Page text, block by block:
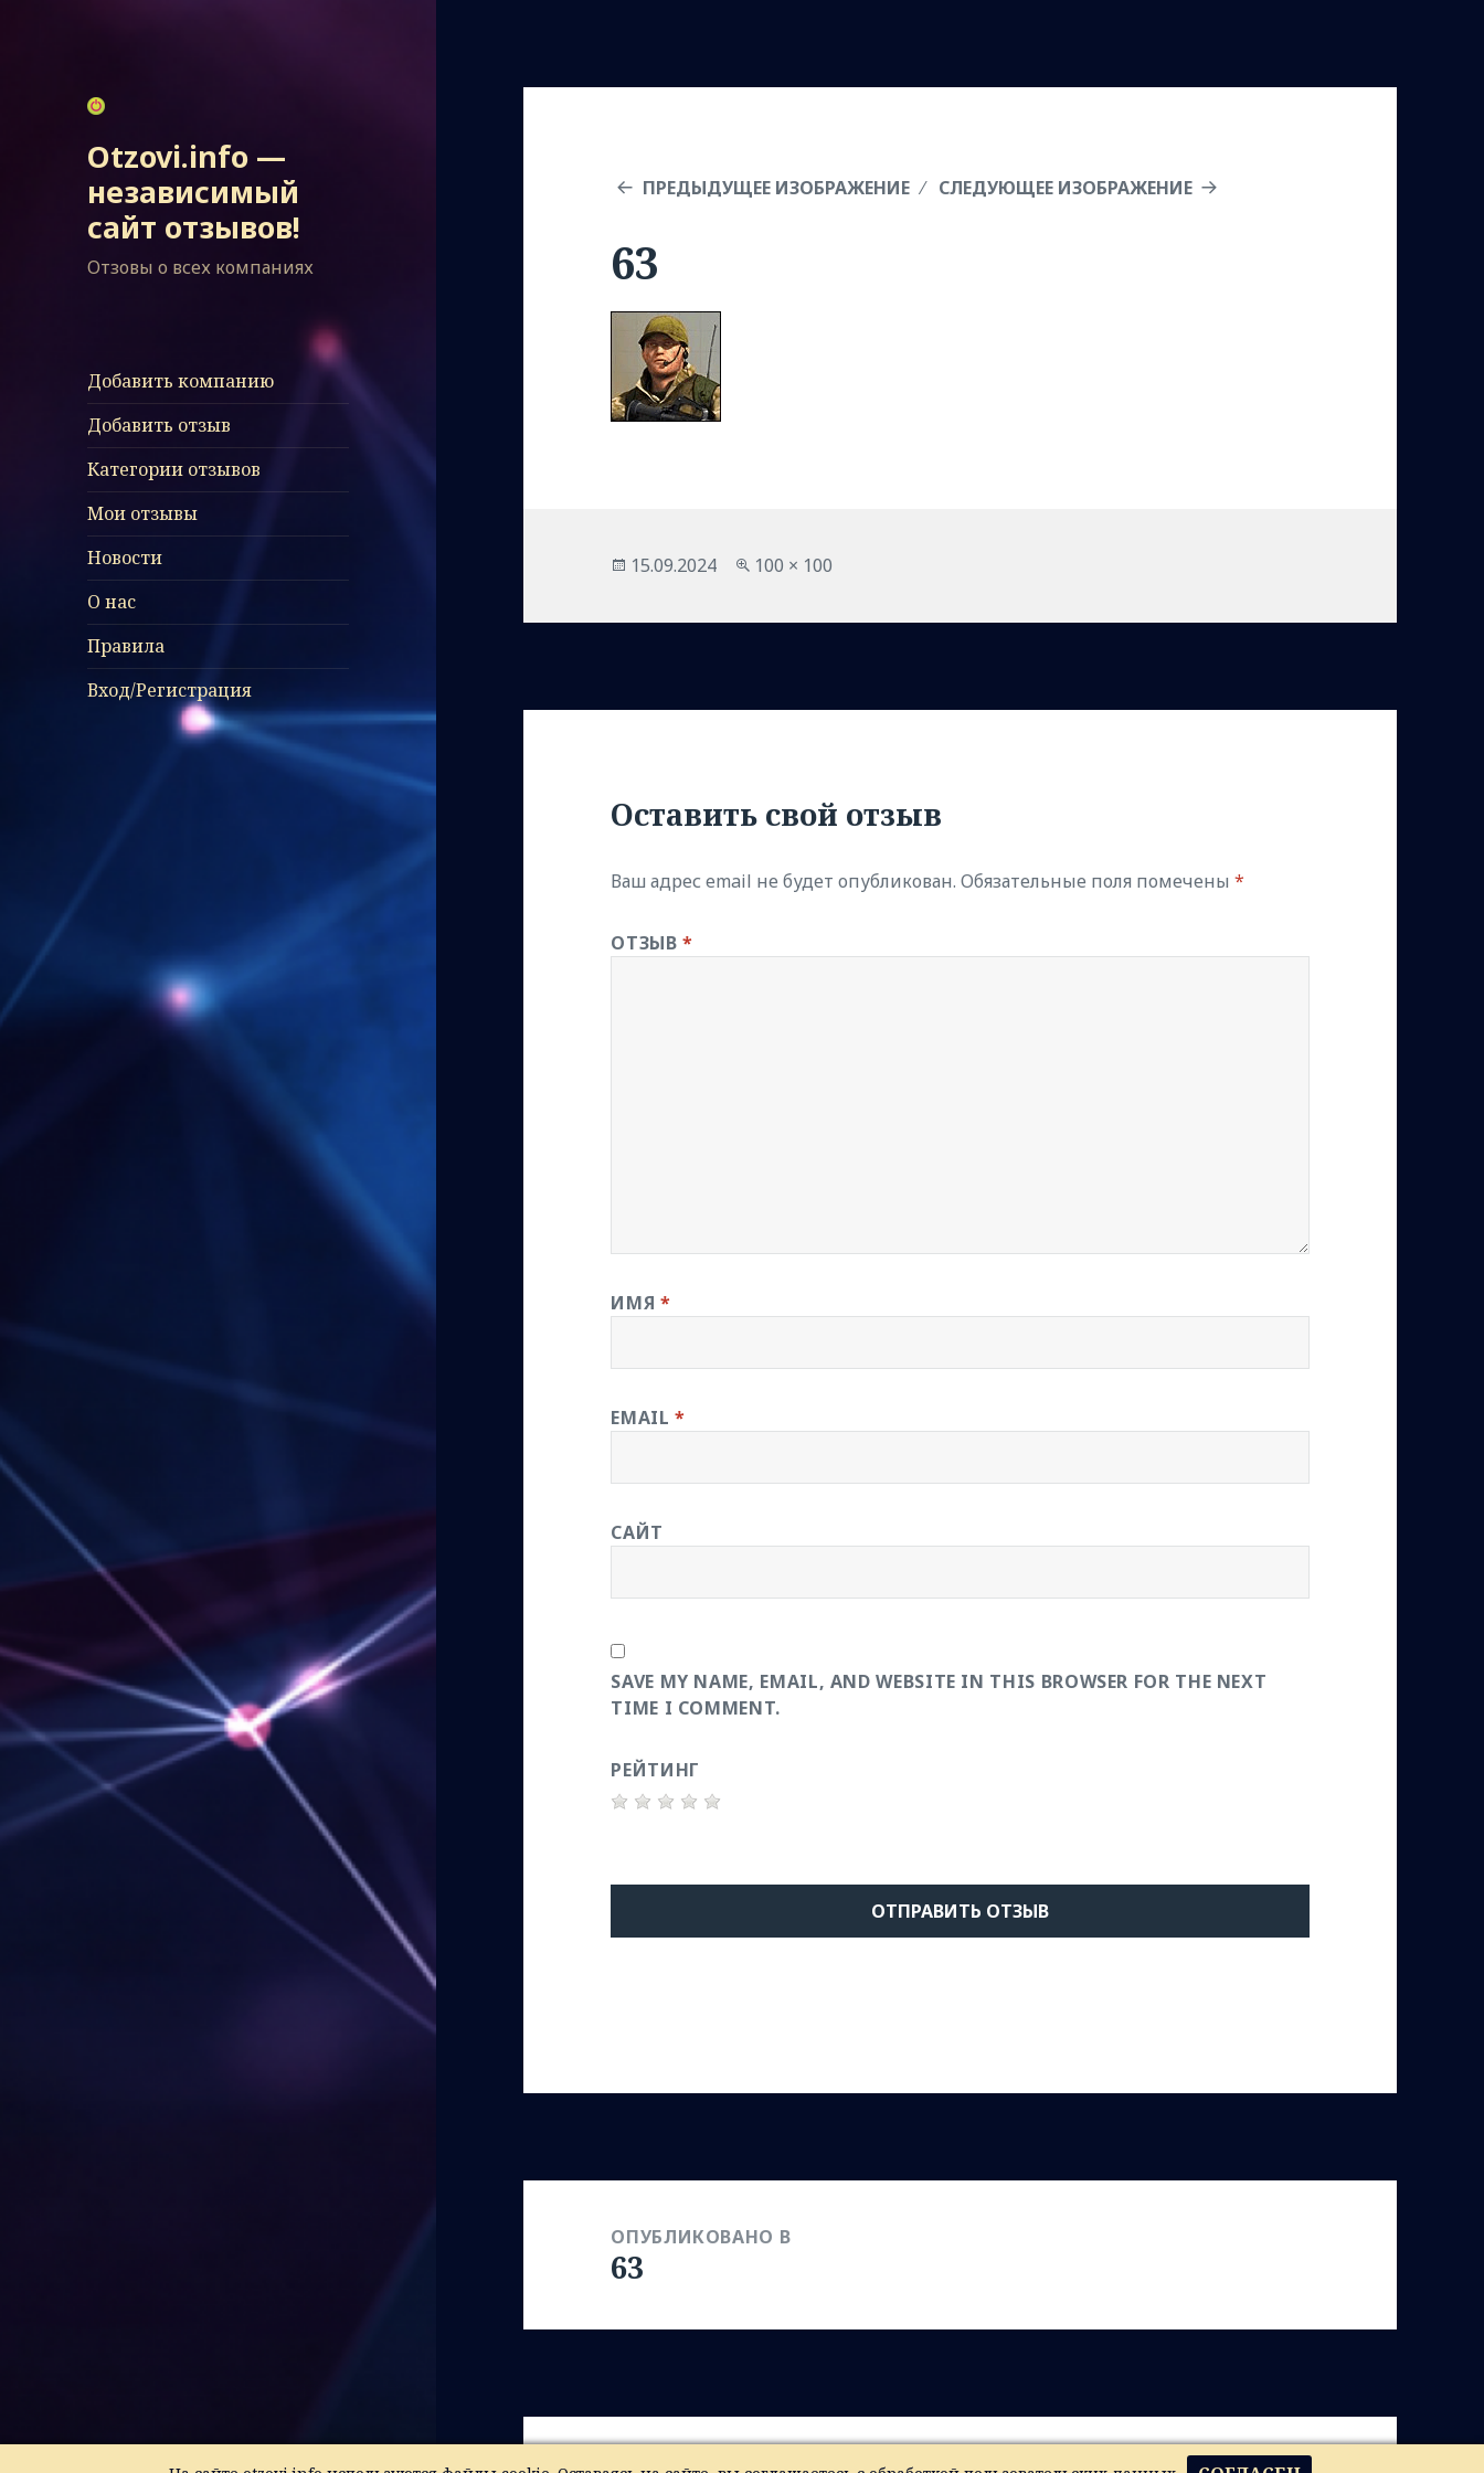
Otzovi.info —
независимый
сайт отзывов!
Отзовы о всех компаниях
Добавить компанию
Добавить отзыв
Категории отзывов
Мои отзывы
Новости
О нас
Правила
Вход/Регистрация
ПРЕДЫДУЩЕЕ ИЗОБРАЖЕНИЕ СЛЕДУЮЩЕЕ ИЗОБРАЖЕНИЕ
63
Опубликовано
15.09.2024
Полный
100 × 100
Оставить свой отзыв
Ваш адрес email не будет опубликован. Обязательные поля помечены*
ОТЗЫВ*
ИМЯ *
EMAIL*
САЙТ
SAVE MY NAME, EMAIL, AND WEBSITE IN THIS BROWSER FOR THE NEXT
TIME I COMMENT.
РЕЙТИНГ
записям
ОПУБЛИКОВАНО В
63